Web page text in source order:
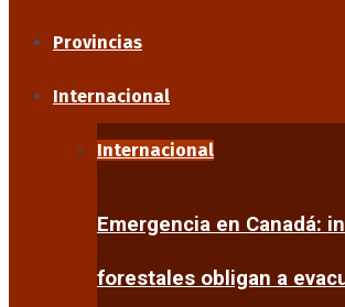
Provincias
Internacional
Internacional
Emergencia en Canadá:
forestales obligan a